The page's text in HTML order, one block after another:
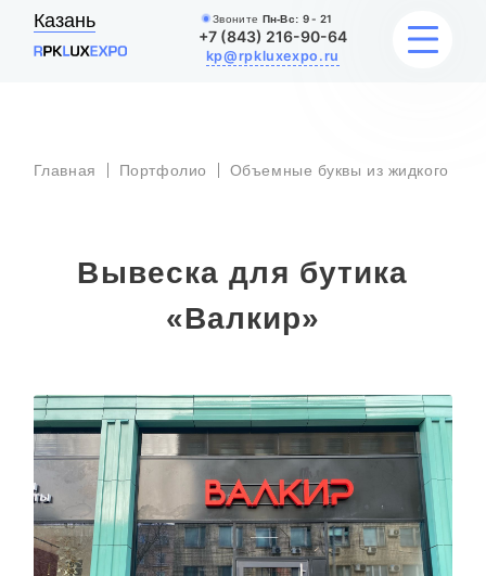
Казань Звоните Пн-Вс: 9 - 21
+7 (843) 216-90-64
kp@rpkluxexpo.ru
УСЛУГИ
АКЦИИ
Главная Портфолио Объемные буквы из жидкого
Вывеска для бутика
«Валкир»